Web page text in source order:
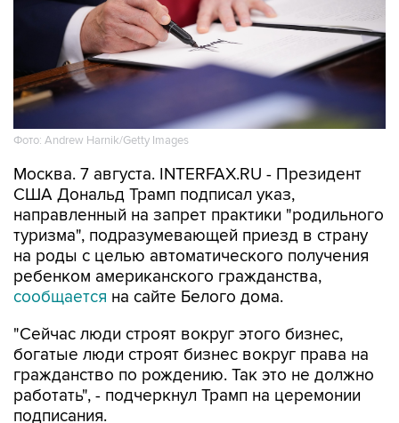
Фото: Andrew Harnik/Getty Images
Москва. 7 августа. INTERFAX.RU - Президент
США Дональд Трамп подписал указ,
направленный на запрет практики "родильного
туризма", подразумевающей приезд в страну
на роды с целью автоматического получения
ребенком американского гражданства,
сообщается на сайте Белого дома.
"Сейчас люди строят вокруг этого бизнес,
богатые люди строят бизнес вокруг права на
гражданство по рождению. Так это не должно
работать", - подчеркнул Трамп на церемонии
подписания.